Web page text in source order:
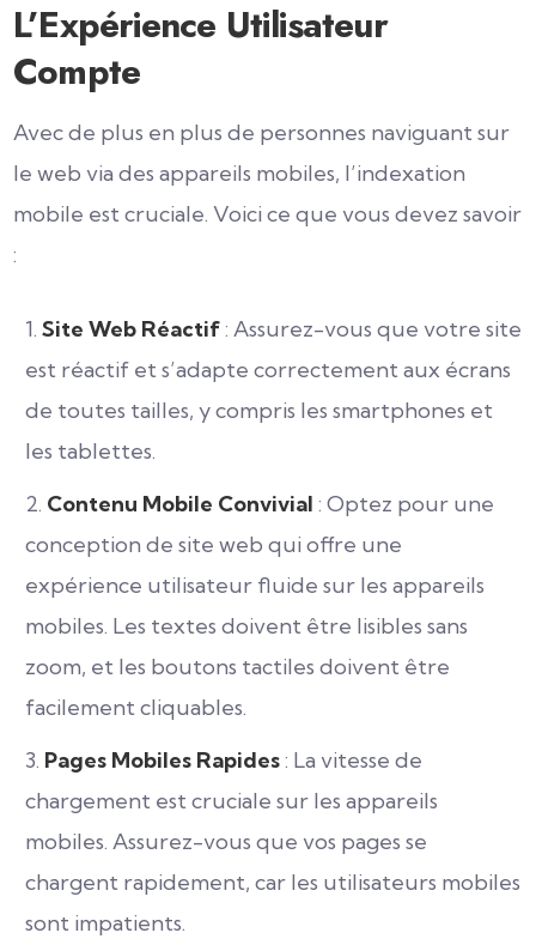
L’Expérience Utilisateur
Compte
Avec de plus en plus de personnes naviguant sur
le web via des appareils mobiles, l’indexation
mobile est cruciale. Voici ce que vous devez savoir
:
Site Web Réactif: Assurez-vous que votre site
est réactif et s’adapte correctement aux écrans
de toutes tailles, y compris les smartphones et
les tablettes.
Contenu Mobile Convivial : Optez pour une
conception de site web qui offre une
expérience utilisateur fluide sur les appareils
mobiles. Les textes doivent être lisibles sans
zoom, et les boutons tactiles doivent être
facilement cliquables.
Pages Mobiles Rapides: La vitesse de
chargement est cruciale sur les appareils
mobiles. Assurez-vous que vos pages se
chargent rapidement, car les utilisateurs mobiles
sont impatients.